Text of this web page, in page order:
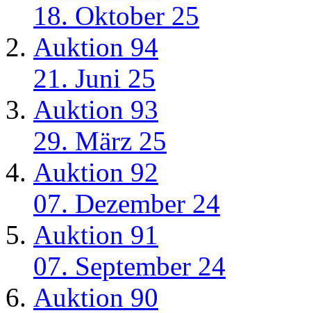
18. Oktober 25
Auktion 94
21. Juni 25
Auktion 93
29. März 25
Auktion 92
07. Dezember 24
Auktion 91
07. September 24
Auktion 90